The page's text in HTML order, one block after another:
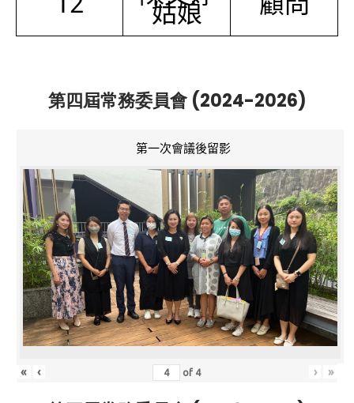
姑娘
第四屆常務委員會 (2024-2026)
第一次會議後留影
« ‹ of 4 › »